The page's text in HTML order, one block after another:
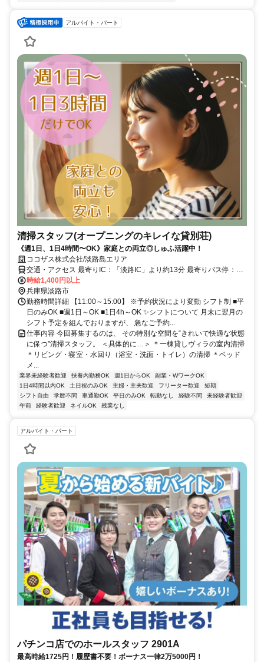
アルバイト・パート
清掃スタッフ(オープニングのキレイな貸別荘)
《週1日、1日4時間〜OK》家庭との両立◎しゅふ活躍中！
ココザス株式会社/淡路島エリア
交通・アクセス 最寄りIC：「淡路IC」より約13分 最寄りバス停：
「野島江崎」より徒歩約15分
時給1,400円以上
兵庫県淡路市
勤務時間詳細 【11:00～15:00】 ※予約状況により変動 シフト制 ■平
日のみOK ■週1日～OK ■1日4h～OK ✨シフトについて 月末に翌月の
シフト予定を組んでおりますが、 急なご予約...
仕事内容 今回募集するのは、 その特別な空間を“きれいで快適な状態
に保つ”清掃スタッフ。 ＜具体的に…＞ ＊一棟貸しヴィラの室内清掃
＊リビング・寝室・水回り（浴室・洗面・トイレ）の清掃 ＊ベッド
メ...
業界未経験者歓迎 扶養内勤務OK 週1日からOK
副業・WワークOK
1日4時間以内OK
土日祝のみOK 主婦・主夫歓迎 フリーター歓迎
短期
シフト自由
学歴不問 車通勤OK 平日のみOK 転勤なし 経験不問
未経験者歓迎
午前
経験者歓迎 ネイルOK 残業なし
アルバイト・パート
パチンコ店でのホールスタッフ 2901A
最高時給1725円！履歴書不要！ボーナス一律2万5000円！